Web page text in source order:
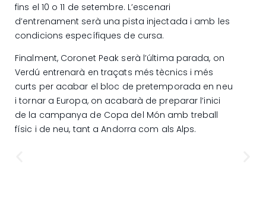
fins el 10 o 11 de setembre. L’escenari
d’entrenament serà una pista injectada i amb les
condicions específiques de cursa.
Finalment, Coronet Peak serà l’última parada, on
Verdú entrenarà en traçats més tècnics i més
curts per acabar el bloc de pretemporada en neu
i tornar a Europa, on acabarà de preparar l’inici
de la campanya de Copa del Món amb treball
físic i de neu, tant a Andorra com als Alps.